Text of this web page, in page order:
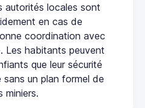
autorités locales sont
en cas de
coordination avec
Les habitants peuvent
que leur sécurité
un plan formel de
miniers.